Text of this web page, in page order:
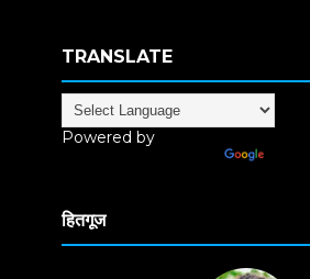
TRANSLATE
Powered by
हितगूज